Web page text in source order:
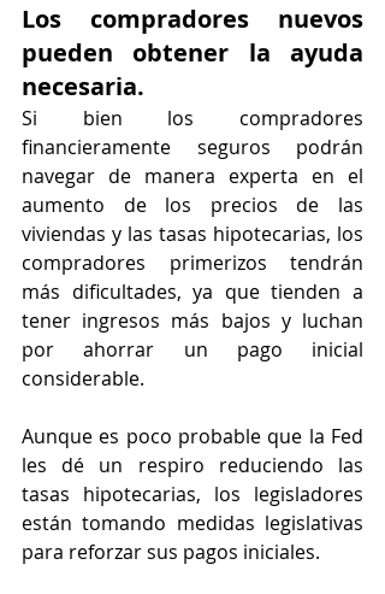
Los compradores nuevos
pueden obtener la ayuda
necesaria.
Si bien los compradores
financieramente seguros podrán
navegar de manera experta en el
aumento de los precios de las
viviendas y las tasas hipotecarias, los
compradores primerizos tendrán
más dificultades, ya que tienden a
tener ingresos más bajos y luchan
por ahorrar un pago inicial
considerable.
Aunque es poco probable que la Fed
les dé un respiro reduciendo las
tasas hipotecarias, los legisladores
están tomando medidas legislativas
para reforzar sus pagos iniciales.